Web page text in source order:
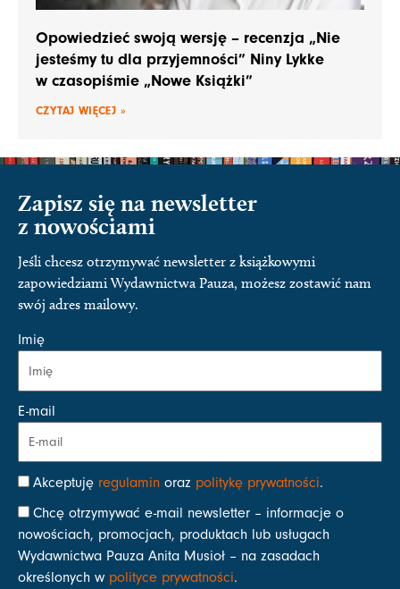
Opowiedzieć swoją wersję – recenzja „Nie
jesteśmy tu dla przyjemności” Niny Lykke
w czasopiśmie „Nowe Książki”
CZYTAJ WIĘCEJ »
Zapisz się na newsletter
z nowościami
Jeśli chcesz otrzymywać newsletter z książkowymi
zapowiedziami Wydawnictwa Pauza, możesz zostawić nam
swój adres mailowy.
Imię
E-mail
Akceptuję regulamin oraz politykę prywatności.
Chcę otrzymywać e-mail newsletter – informacje o
nowościach, promocjach, produktach lub usługach
Wydawnictwa Pauza Anita Musioł – na zasadach
określonych w polityce prywatności.